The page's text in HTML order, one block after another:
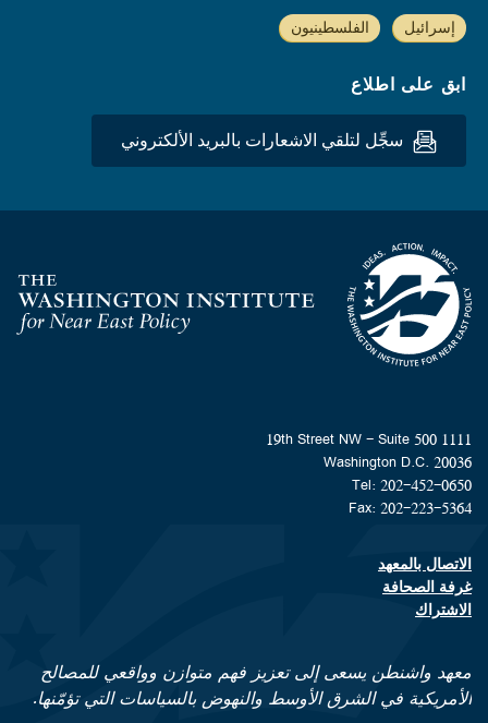
إسرائيل الفلسطينيون
ابق على اطلاع
سجِّل لتلقي الاشعارات بالبريد الألكتروني
Homepage
1111 19th Street NW - Suite 500
Washington D.C. 20036
Tel: 202-452-0650
Fax: 202-223-5364
Footer contact links
الاتصال بالمعهد
غرفة الصحافة
الاشتراك
معهد واشنطن يسعى إلى تعزيز فهم متوازن وواقعي للمصالح
الأمريكية في الشرق الأوسط والنهوض بالسياسات التي تؤمّنها.